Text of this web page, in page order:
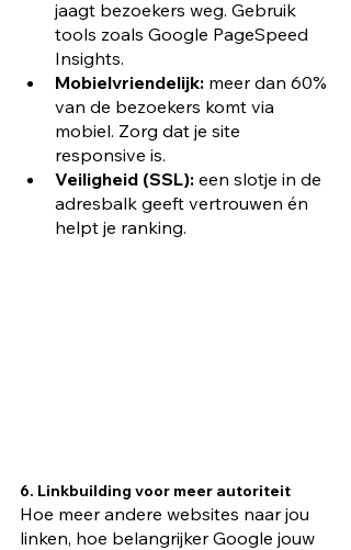
jaagt bezoekers weg. Gebruik
tools zoals Google PageSpeed
Insights.
Mobielvriendelijk: meer dan 60%
van de bezoekers komt via
mobiel. Zorg dat je site
responsive is.
Veiligheid (SSL): een slotje in de
adresbalk geeft vertrouwen én
helpt je ranking.
6. Linkbuilding voor meer autoriteit
Hoe meer andere websites naar jou
linken, hoe belangrijker Google jouw